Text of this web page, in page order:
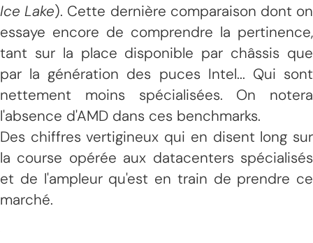
Ice Lake). Cette dernière comparaison dont on
essaye encore de comprendre la pertinence,
tant sur la place disponible par châssis que
par la génération des puces Intel... Qui sont
nettement moins spécialisées. On notera
l'absence d'AMD dans ces benchmarks.
Des chiffres vertigineux qui en disent long sur
la course opérée aux datacenters spécialisés
et de l'ampleur qu'est en train de prendre ce
marché.